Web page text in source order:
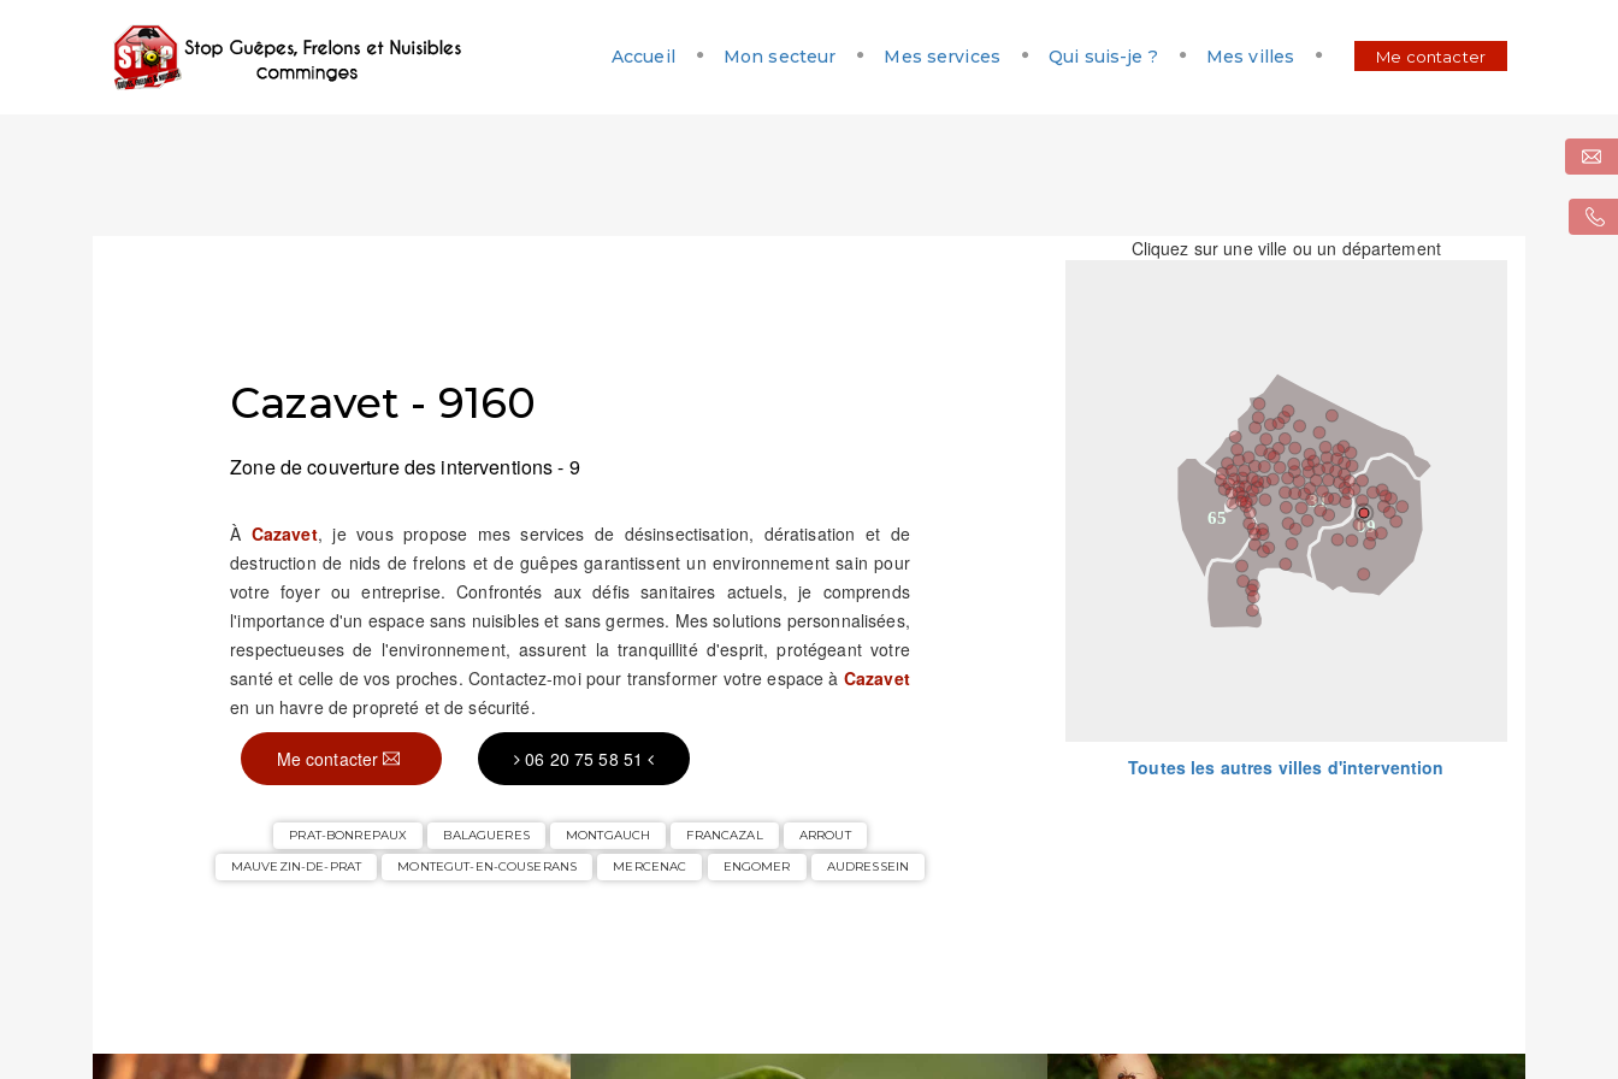
Accueil Mon secteur Mes services Qui suis-je ? Mes villes Me contacter
Cazavet - 9160
Zone de couverture des interventions - 9
À Cazavet, je vous propose mes services de désinsectisation, dératisation et de
destruction de nids de frelons et de guêpes garantissent un environnement sain pour
votre foyer ou entreprise. Confrontés aux défis sanitaires actuels, je comprends
l'importance d'un espace sans nuisibles et sans germes. Mes solutions personnalisées,
respectueuses de l'environnement, assurent la tranquillité d'esprit, protégeant votre
santé et celle de vos proches. Contactez-moi pour transformer votre espace à Cazavet
en un havre de propreté et de sécurité.
Me contacter 06 20 75 58 51
PRAT-BONREPAUX BALAGUERES MONTGAUCH FRANCAZAL
ARROUT
MAUVEZIN-DE-PRAT
MONTEGUT-EN-COUSERANS MERCENAC ENGOMER AUDRESSEIN
Cliquez sur une ville ou un département
31
09
65
Toutes les autres villes d'intervention